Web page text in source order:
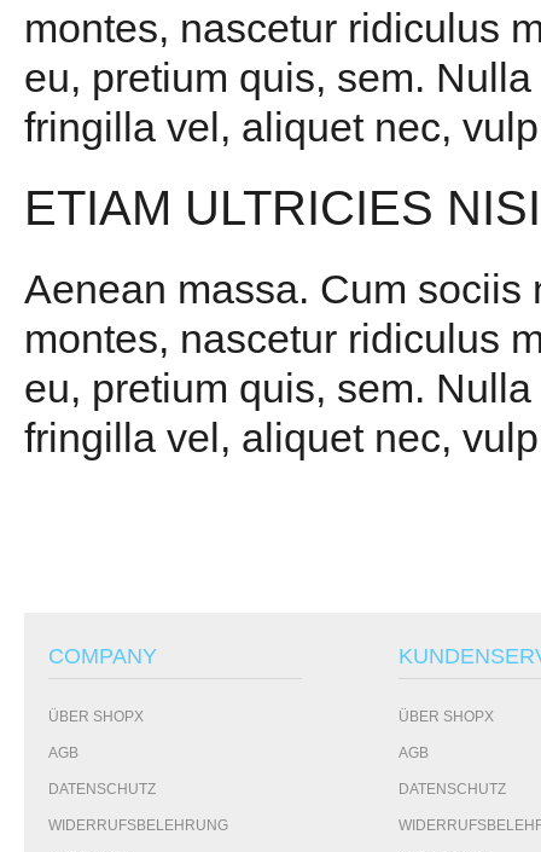
montes, nascetur ridiculus
eu, pretium quis, sem.
fringilla vel, aliquet nec,
ETIAM ULTRICIES
Aenean massa. Cum
montes, nascetur ridiculus
eu, pretium quis, sem.
fringilla vel, aliquet nec,
COMPANY
ÜBER SHOPX
AGB
DATENSCHUTZ
WIDERRUFSBELEHRUNG
ÜBER SHOPX
AGB
DATENSCHUTZ